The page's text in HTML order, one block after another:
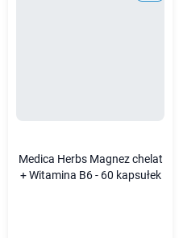
Medica Herbs Magnez chelat
+ Witamina B6 - 60 kapsułek